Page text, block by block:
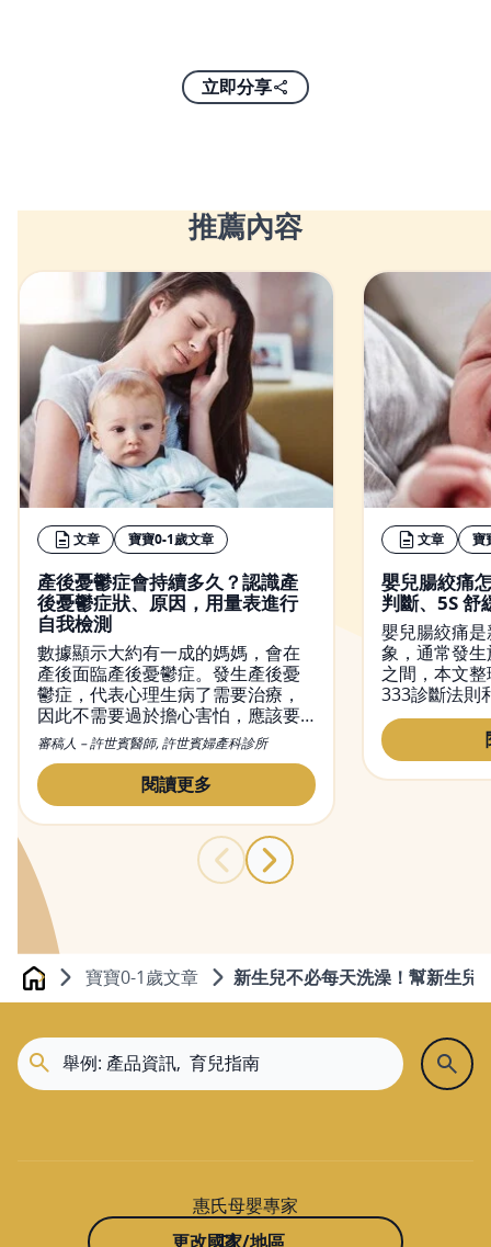
立即分享
推薦內容
文章 寶寶0-1歲文章
產後憂鬱症會持續多久？認識產
後憂鬱症狀、原因，用量表進行
自我檢測
數據顯示大約有一成的媽媽，會在
產後面臨產後憂鬱症。發生產後憂
鬱症，代表心理生病了需要治療，
因此不需要過於擔心害怕，應該要
正確面對產後憂鬱症，並尋求醫生
的專業治療。本文會帶你認識產後
憂鬱症的原因、症狀，即幫助你使
用正確的方式自我檢測產後憂鬱。
審稿人 – 許世賓醫師, 許世賓婦產科診所
閱讀更多
文章 寶
嬰兒腸絞痛
判斷、5S 舒
嬰兒腸絞痛
象，通常發
之間，本文
333診斷法則
巧，幫助爸
法，安心陪
Home 寶寶0-1歲文章 新生兒不必每天洗澡！幫新生兒
惠氏母嬰專家
更改國家/地區